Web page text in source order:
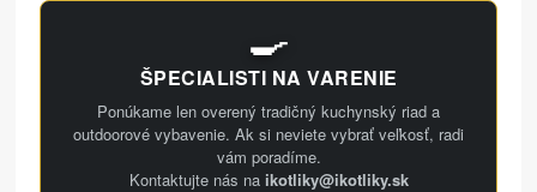
🍳
ŠPECIALISTI NA VARENIE
Ponúkame len overený tradičný kuchynský riad a
outdoorové vybavenie. Ak si neviete vybrať veľkosť, radi
vám poradíme.
Kontaktujte nás na ikotliky@ikotliky.sk